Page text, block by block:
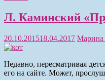
Л. Каминский
20.10.201518.04.2017 Марина
Недавно, пересматривая
его на сайте. Может,